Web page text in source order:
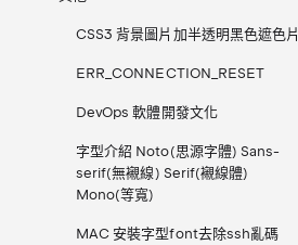
CSS3 背景圖片加半透明黑色遮色片
ERR_CONNECTION_RESET
DevOps 軟體開發文化
字型介紹 Noto(思源字體) Sans-
serif(無襯線) Serif(襯線體)
Mono(等寬)
MAC 安裝字型font去除ssh亂碼